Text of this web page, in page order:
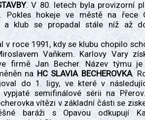
. V 80. letech byla provizorní
Pokles hokeje ve městě na řece
a klub se propadal stále níž až
v roce 1991, kdy se klubu chopilo
Vaňkem. Karlovy Vary
firmě Jan Becher. Název týmu
na HC SLAVIA BECHEROVKA.
do 1. ligy, ve které v
semifinálové sérii na
vítězi v základní části se
baráži s Opavou odkupují